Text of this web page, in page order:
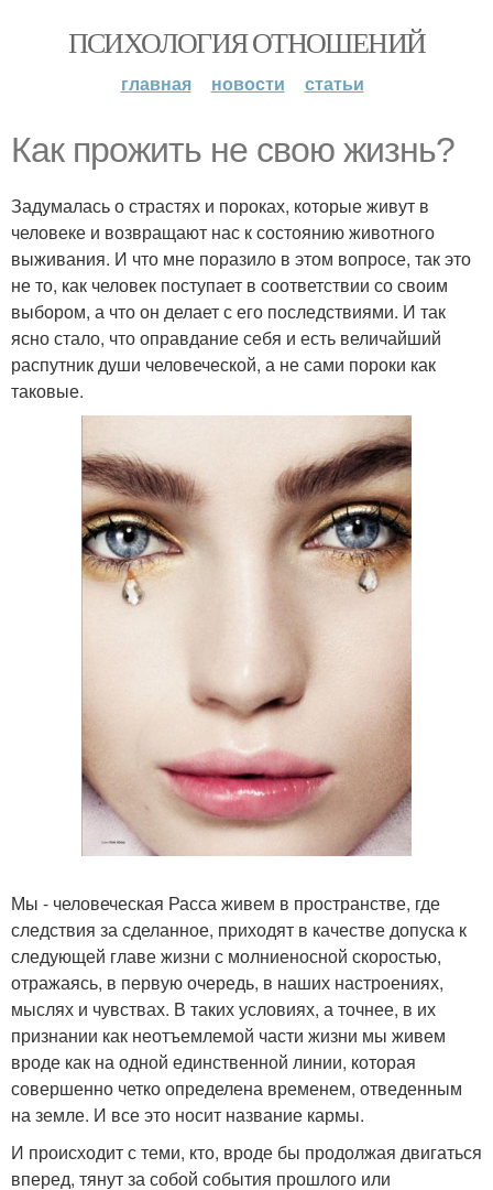
ПСИХОЛОГИЯ ОТНОШЕНИЙ
главная новости статьи
Как прожить не свою жизнь?
Задумалась о страстях и пороках, которые живут в
человеке и возвращают нас к состоянию животного
выживания. И что мне поразило в этом вопросе, так это
не то, как человек поступает в соответствии со своим
выбором, а что он делает с его последствиями. И так
ясно стало, что оправдание себя и есть величайший
распутник души человеческой, а не сами пороки как
таковые.
Мы - человеческая Расса живем в пространстве, где
следствия за сделанное, приходят в качестве допуска к
следующей главе жизни с молниеносной скоростью,
отражаясь, в первую очередь, в наших настроениях,
мыслях и чувствах. В таких условиях, а точнее, в их
признании как неотъемлемой части жизни мы живем
вроде как на одной единственной линии, которая
совершенно четко определена временем, отведенным
на земле. И все это носит название кармы.
И происходит с теми, кто, вроде бы продолжая двигаться
вперед, тянут за собой события прошлого или